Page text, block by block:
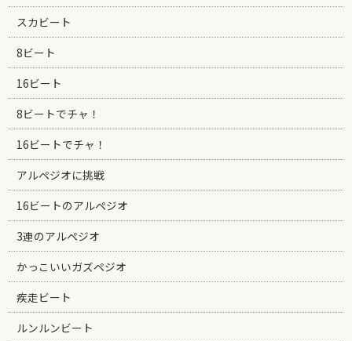
スカビート
8ビート
16ビート
8ビートでチャ！
16ビートでチャ！
アルペジオに挑戦
16ビートのアルペジオ
3連のアルペジオ
かっこいいガズペジオ
疾走ビート
ルンルンビート